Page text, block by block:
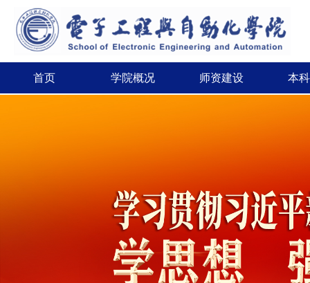
首页 学院概况 师资建设 本